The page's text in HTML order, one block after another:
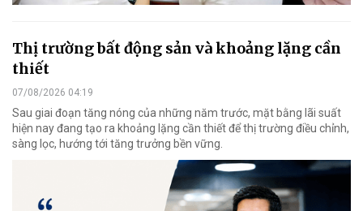
Thị trường bất động sản và khoảng lặng cần
thiết
07/08/2026 04:19
Sau giai đoạn tăng nóng của những năm trước, mặt bằng lãi suất
hiện nay đang tạo ra khoảng lặng cần thiết để thị trường điều chỉnh,
sàng lọc, hướng tới tăng trưởng bền vững.